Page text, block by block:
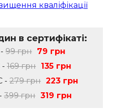
кваліфікації
в сертифікаті:
99 грн 79 грн
- 169 грн 135 грн
- 279 грн 223 грн
399 грн 319 грн